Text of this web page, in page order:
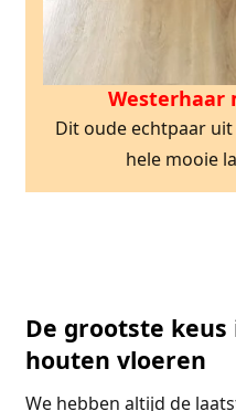
Westerhaar
Dit oude echtpaar
hele mooie
De grootste
houten vloeren
We hebben altijd de